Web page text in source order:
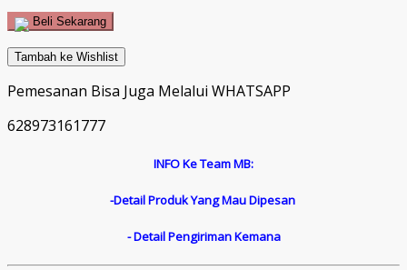
Beli Sekarang
Tambah ke Wishlist
Pemesanan Bisa Juga Melalui WHATSAPP
628973161777
INFO Ke Team MB:
-Detail Produk Yang Mau Dipesan
- Detail Pengiriman Kemana